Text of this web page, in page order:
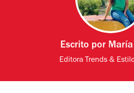
Escrito por
Editora Trends &